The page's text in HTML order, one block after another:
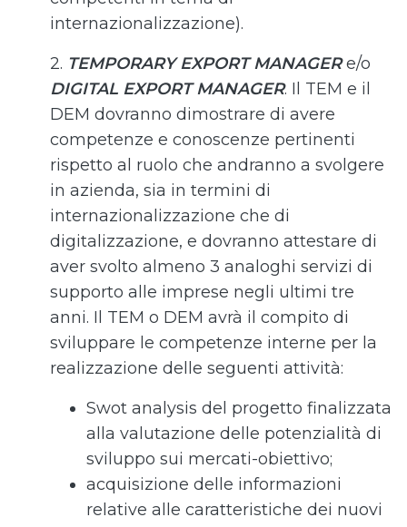
internazionalizzazione).
2. TEMPORARY EXPORT MANAGERe/o
DIGITAL EXPORT MANAGER. Il TEM e il
DEM dovranno dimostrare di avere
competenze e conoscenze pertinenti
rispetto al ruolo che andranno a svolgere
in azienda, sia in termini di
internazionalizzazione che di
digitalizzazione, e dovranno attestare di
aver svolto almeno 3 analoghi servizi di
supporto alle imprese negli ultimi tre
anni. Il TEM o DEM avrà il compito di
sviluppare le competenze interne per la
realizzazione delle seguenti attività:
Swot analysis del progetto finalizzata
alla valutazione delle potenzialità di
sviluppo sui mercati-obiettivo;
acquisizione delle informazioni
relative alle caratteristiche dei nuovi